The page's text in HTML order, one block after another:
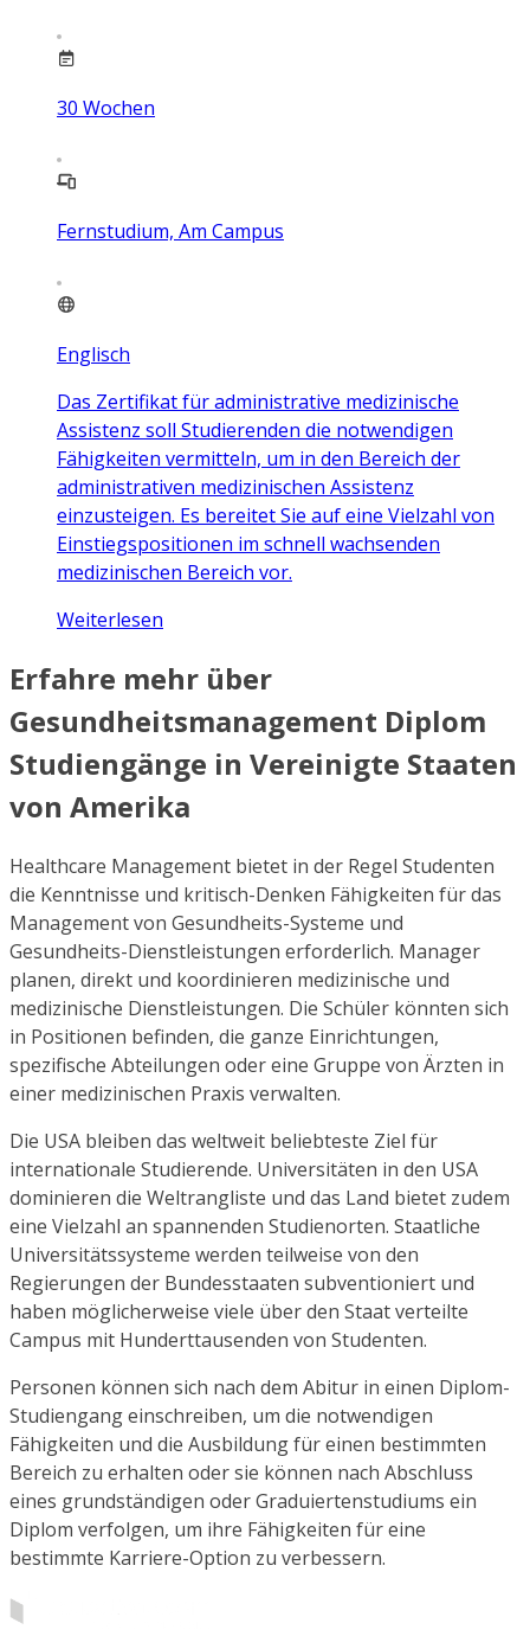
30 Wochen
Fernstudium, Am Campus
Englisch
Das Zertifikat für administrative medizinische
Assistenz soll Studierenden die notwendigen
Fähigkeiten vermitteln, um in den Bereich der
administrativen medizinischen Assistenz
einzusteigen. Es bereitet Sie auf eine Vielzahl von
Einstiegspositionen im schnell wachsenden
medizinischen Bereich vor.
Weiterlesen
Erfahre mehr über
Gesundheitsmanagement Diplom
Studiengänge in Vereinigte Staaten
von Amerika
Healthcare Management bietet in der Regel Studenten
die Kenntnisse und kritisch-Denken Fähigkeiten für das
Management von Gesundheits-Systeme und
Gesundheits-Dienstleistungen erforderlich. Manager
planen, direkt und koordinieren medizinische und
medizinische Dienstleistungen. Die Schüler könnten sich
in Positionen befinden, die ganze Einrichtungen,
spezifische Abteilungen oder eine Gruppe von Ärzten in
einer medizinischen Praxis verwalten.
Die USA bleiben das weltweit beliebteste Ziel für
internationale Studierende. Universitäten in den USA
dominieren die Weltrangliste und das Land bietet zudem
eine Vielzahl an spannenden Studienorten. Staatliche
Universitätssysteme werden teilweise von den
Regierungen der Bundesstaaten subventioniert und
haben möglicherweise viele über den Staat verteilte
Campus mit Hunderttausenden von Studenten.
Personen können sich nach dem Abitur in einen Diplom-
Studiengang einschreiben, um die notwendigen
Fähigkeiten und die Ausbildung für einen bestimmten
Bereich zu erhalten oder sie können nach Abschluss
eines grundständigen oder Graduiertenstudiums ein
Diplom verfolgen, um ihre Fähigkeiten für eine
bestimmte Karriere-Option zu verbessern.